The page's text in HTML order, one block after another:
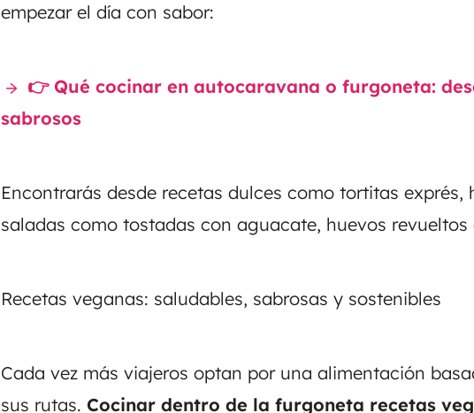
empezar el día con sabor:
👉 Qué cocinar en autocaravana o furgoneta:
sabrosos
Encontrarás desde recetas dulces como tortitas exprés,
saladas como tostadas con aguacate, huevos
Recetas veganas: saludables, sabrosas y sostenibles
Cada vez más viajeros optan por una alimentación
sus rutas. Cocinar dentro de la furgoneta recetas